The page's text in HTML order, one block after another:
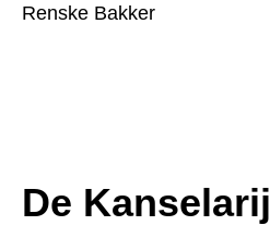
Renske Bakker
De Kanselarij